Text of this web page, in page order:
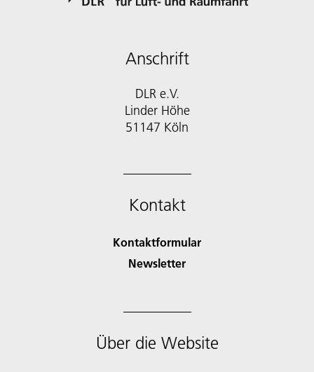
Anschrift
DLR e.V.
Linder Höhe
51147 Köln
Kontakt
Kontaktformular
Newsletter
Über die Website